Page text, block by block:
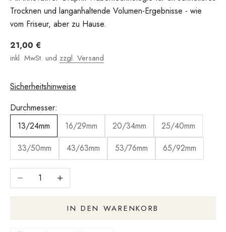
Trocknen und langanhaltende Volumen-Ergebnisse - wie
vom Friseur, aber zu Hause.
Angebot
21,00 €
inkl. MwSt. und zzgl. Versand
Sicherheitshinweise
Durchmesser:
13/24mm
16/29mm 20/34mm
25/40mm
33/50mm
43/63mm 53/76mm 65/92mm
Anzahl verringernAnzahl erhöhen
IN DEN WARENKORB